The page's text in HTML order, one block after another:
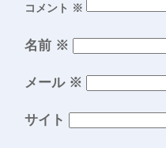
コメント ※
名前 ※
メール ※
サイト